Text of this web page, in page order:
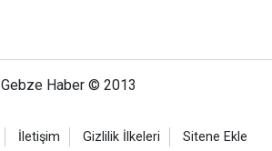
Gebze Haber © 2013
İletişim Gizlilik İlkeleri Sitene Ekle